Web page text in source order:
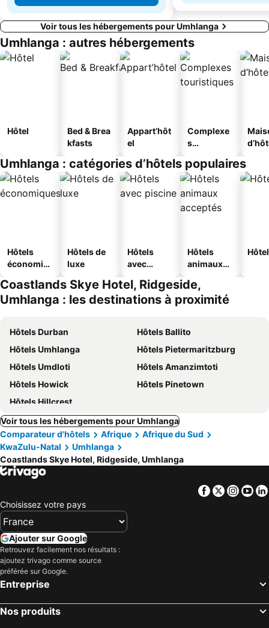
Voir tous les hébergements pour Umhlanga
Umhlanga : autres hébergements
Hôtel
Bed & Brea
kfasts
Appart’hôt
el
Complexe
s
s
Umhlanga : catégories d’hôtels populaires
Hôtels
économiq
Hôtels de
luxe
Hôtels
avec
Hôtels
animaux
Coastlands Skye Hotel, Ridgeside,
Umhlanga : les destinations à proximité
Hôtels Durban
Hôtels Ballito
Hôtels Umhlanga
Hôtels Pietermaritzburg
Hôtels Umdloti
Hôtels Amanzimtoti
Hôtels Howick
Hôtels Pinetown
Hôtels Hillcrest
Voir tous les hébergements pour Umhlanga
Comparateur d'hôtels
Afrique
Afrique du Sud
KwaZulu-Natal
Umhlanga
Coastlands Skye Hotel, Ridgeside, Umhlanga
Facebook
Twitter
Choisissez votre pays
Ajouter sur Google
Retrouvez facilement nos résultats :
ajoutez trivago comme source
préférée sur Google.
Entreprise
Nos produits